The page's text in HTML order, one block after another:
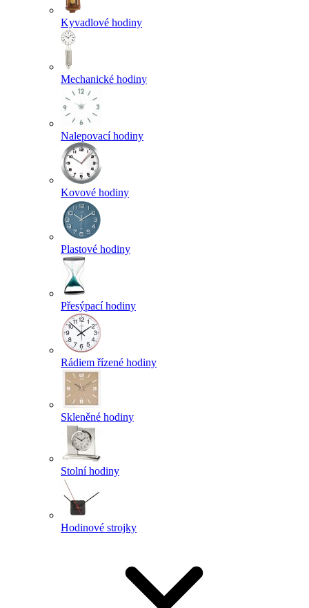
Kyvadlové hodiny
Mechanické hodiny
Nalepovací hodiny
Kovové hodiny
Plastové hodiny
Přesýpací hodiny
Rádiem řízené hodiny
Skleněné hodiny
Stolní hodiny
Hodinové strojky